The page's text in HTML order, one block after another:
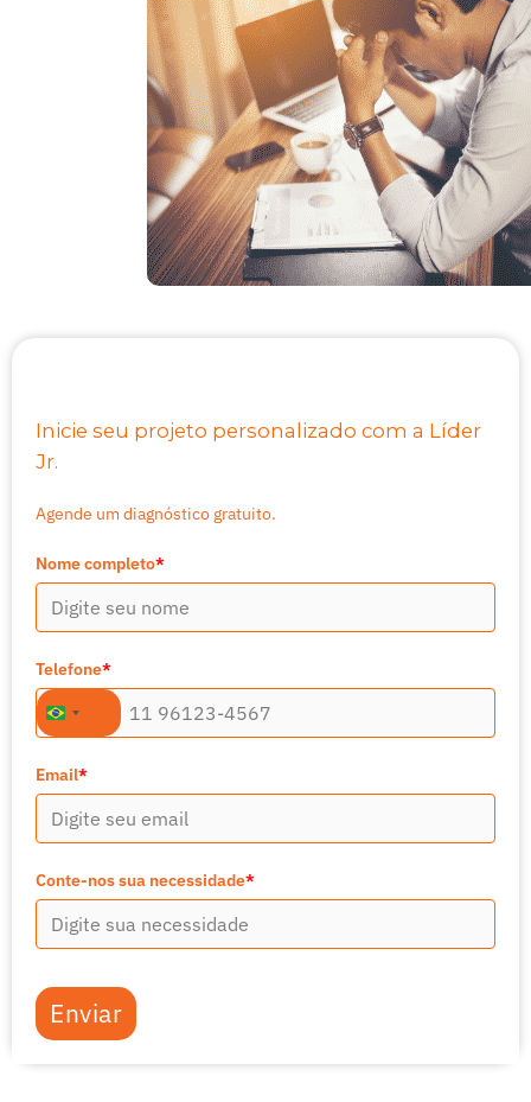
Inicie seu projeto personalizado com a Líder
Jr.
Agende um diagnóstico gratuito.
Nome completo*
Telefone*
Brazil
+55
+55
Email*
Conte-nos sua necessidade*
Enviar